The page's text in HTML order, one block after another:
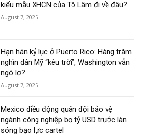
kiểu mẫu XHCN của Tô Lâm đi về đâu?
August 7, 2026
Hạn hán kỷ lục ở Puerto Rico: Hàng trăm
nghìn dân Mỹ “kêu trời”, Washington vẫn
ngó lơ?
August 7, 2026
Mexico điều động quân đội bảo vệ
ngành công nghiệp bơ tỷ USD trước làn
sóng bạo lực cartel